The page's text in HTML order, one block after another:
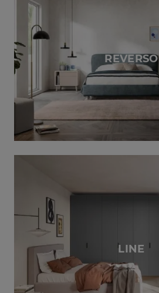
REVERSO
LINE